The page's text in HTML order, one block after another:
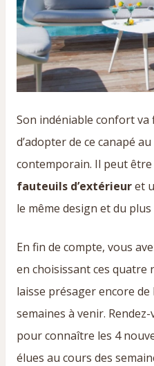
Son indéniable confort
d’adopter de ce canapé
contemporain. Il peut
fauteuils d’extérieuret
le même design et du
En fin de compte, vous
en choisissant ces quatre
laisse présager encore
semaines à venir.
pour connaître les 4
élues au cours des